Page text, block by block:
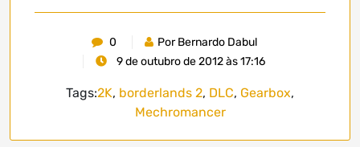
0
Por Bernardo Dabul
9 de outubro de 2012 às 17:16
Tags:2K, borderlands 2, DLC, Gearbox,
Mechromancer